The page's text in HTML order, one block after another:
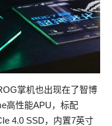
掌机也出现在了智博
高性能APU，标配
4.0 SSD，内置7英寸